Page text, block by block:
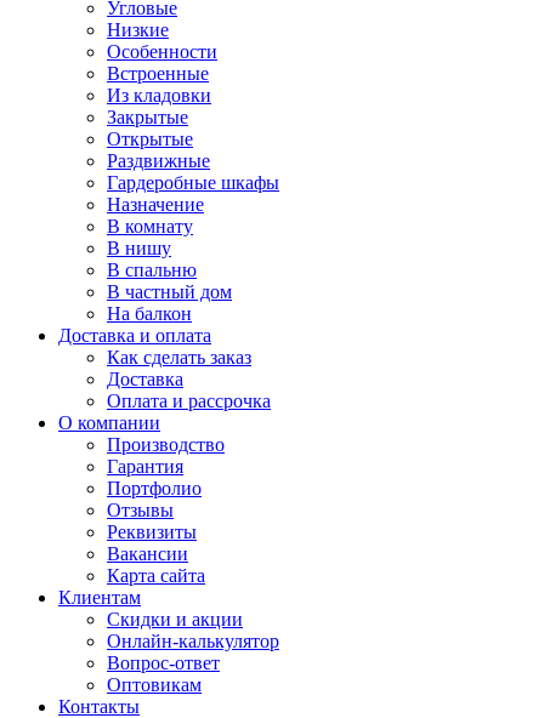
Угловые
Низкие
Особенности
Встроенные
Из кладовки
Закрытые
Открытые
Раздвижные
Гардеробные шкафы
Назначение
В комнату
В нишу
В спальню
В частный дом
На балкон
Доставка и оплата
Как сделать заказ
Доставка
Оплата и рассрочка
О компании
Производство
Гарантия
Портфолио
Отзывы
Реквизиты
Вакансии
Карта сайта
Клиентам
Скидки и акции
Онлайн-калькулятор
Вопрос-ответ
Оптовикам
Контакты